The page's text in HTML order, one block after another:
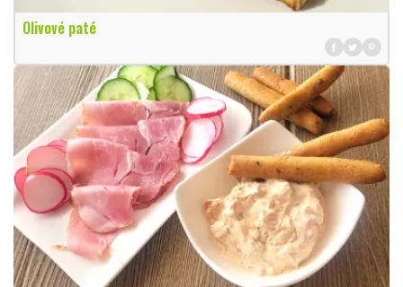
Olivové paté